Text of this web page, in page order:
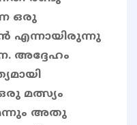
ഒരു
എന്നായിരുന്നു
അദ്ദേഹം
മത്സ്യം
അതു